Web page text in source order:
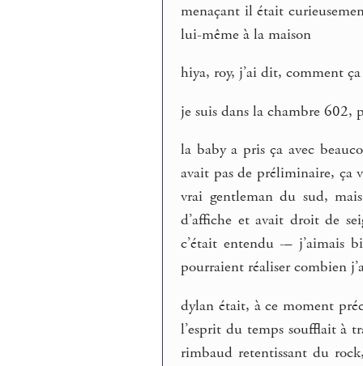
menaçant il était
lui-même à la maison
hiya, roy, j’ai dit, comment
je suis dans la chambre 602,
la baby a pris ça avec
avait pas de préliminaire, ça
vrai gentleman du sud,
d’affiche et avait droit de
c’était entendu -– j’aimais
pourraient réaliser combien
dylan était, à ce moment
l’esprit du temps soufflait à
rimbaud retentissant du